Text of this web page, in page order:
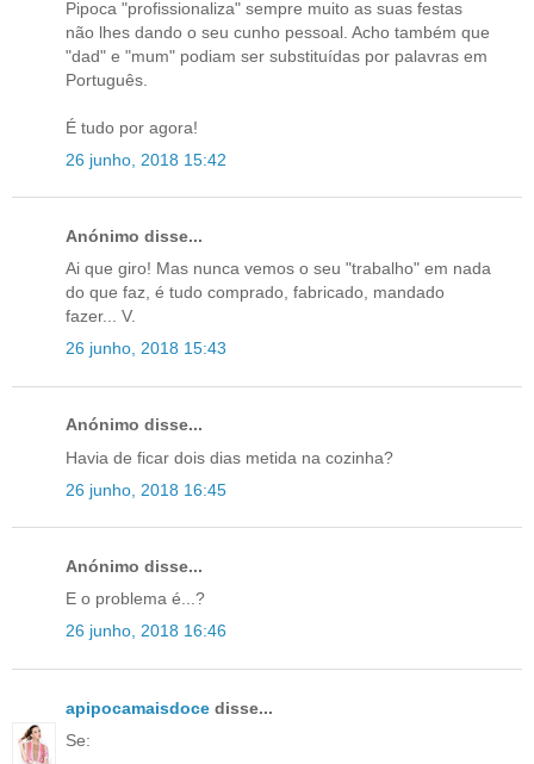
Pipoca "profissionaliza" sempre muito as suas festas
não lhes dando o seu cunho pessoal. Acho também que
"dad" e "mum" podiam ser substituídas por palavras em
Português.
É tudo por agora!
26 junho, 2018 15:42
Anónimo disse...
Ai que giro! Mas nunca vemos o seu "trabalho" em nada
do que faz, é tudo comprado, fabricado, mandado
fazer... V.
26 junho, 2018 15:43
Anónimo disse...
Havia de ficar dois dias metida na cozinha?
26 junho, 2018 16:45
Anónimo disse...
E o problema é...?
26 junho, 2018 16:46
apipocamaisdoce disse...
Se: